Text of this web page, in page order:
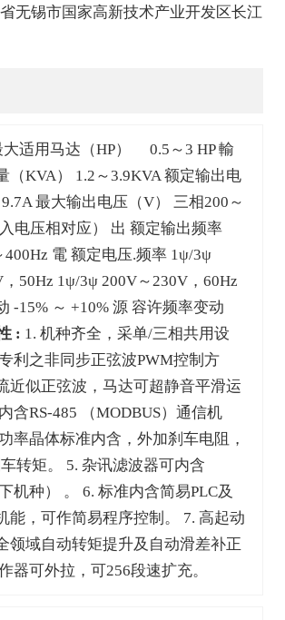
无锡市国家高新技术产业开发区长江
大适用马达（HP） 0.5～3 HP 輸
（KVA） 1.2～3.9KVA 额定输出电
最大输出电压（V） 三相200～
电压相对应） 出 额定输出频率
400Hz 電 额定电压.频率 1ψ/3ψ
50Hz 1ψ/3ψ 200V～230V，60Hz
-15% ～ +10% 源 容许频率变动
: 1. 机种齐全，采单/三相共用设
利之非同步正弦波PWM控制方
近似正弦波，马达可超静音平滑运
含RS-485 （MODBUS）通信机
率晶体标准内含，外加刹车电阻，
转矩。 5. 杂讯滤波器可内含
机种） 。 6. 标准内含简易PLC及
能，可作简易程序控制。 7. 高起动
领域自动转矩提升及自动滑差补正
器可外拉，可256段速扩充。